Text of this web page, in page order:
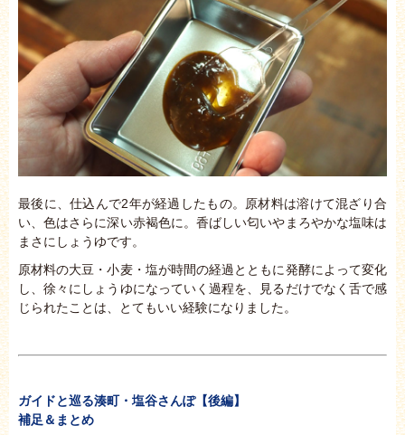
最後に、仕込んで2年が経過したもの。原材料は溶けて混ざり合
い、色はさらに深い赤褐色に。香ばしい匂いやまろやかな塩味は
まさにしょうゆです。
原材料の大豆・小麦・塩が時間の経過とともに発酵によって変化
し、徐々にしょうゆになっていく過程を、見るだけでなく舌で感
じられたことは、とてもいい経験になりました。
ガイドと巡る湊町・塩谷さんぽ【後編】
補足＆まとめ